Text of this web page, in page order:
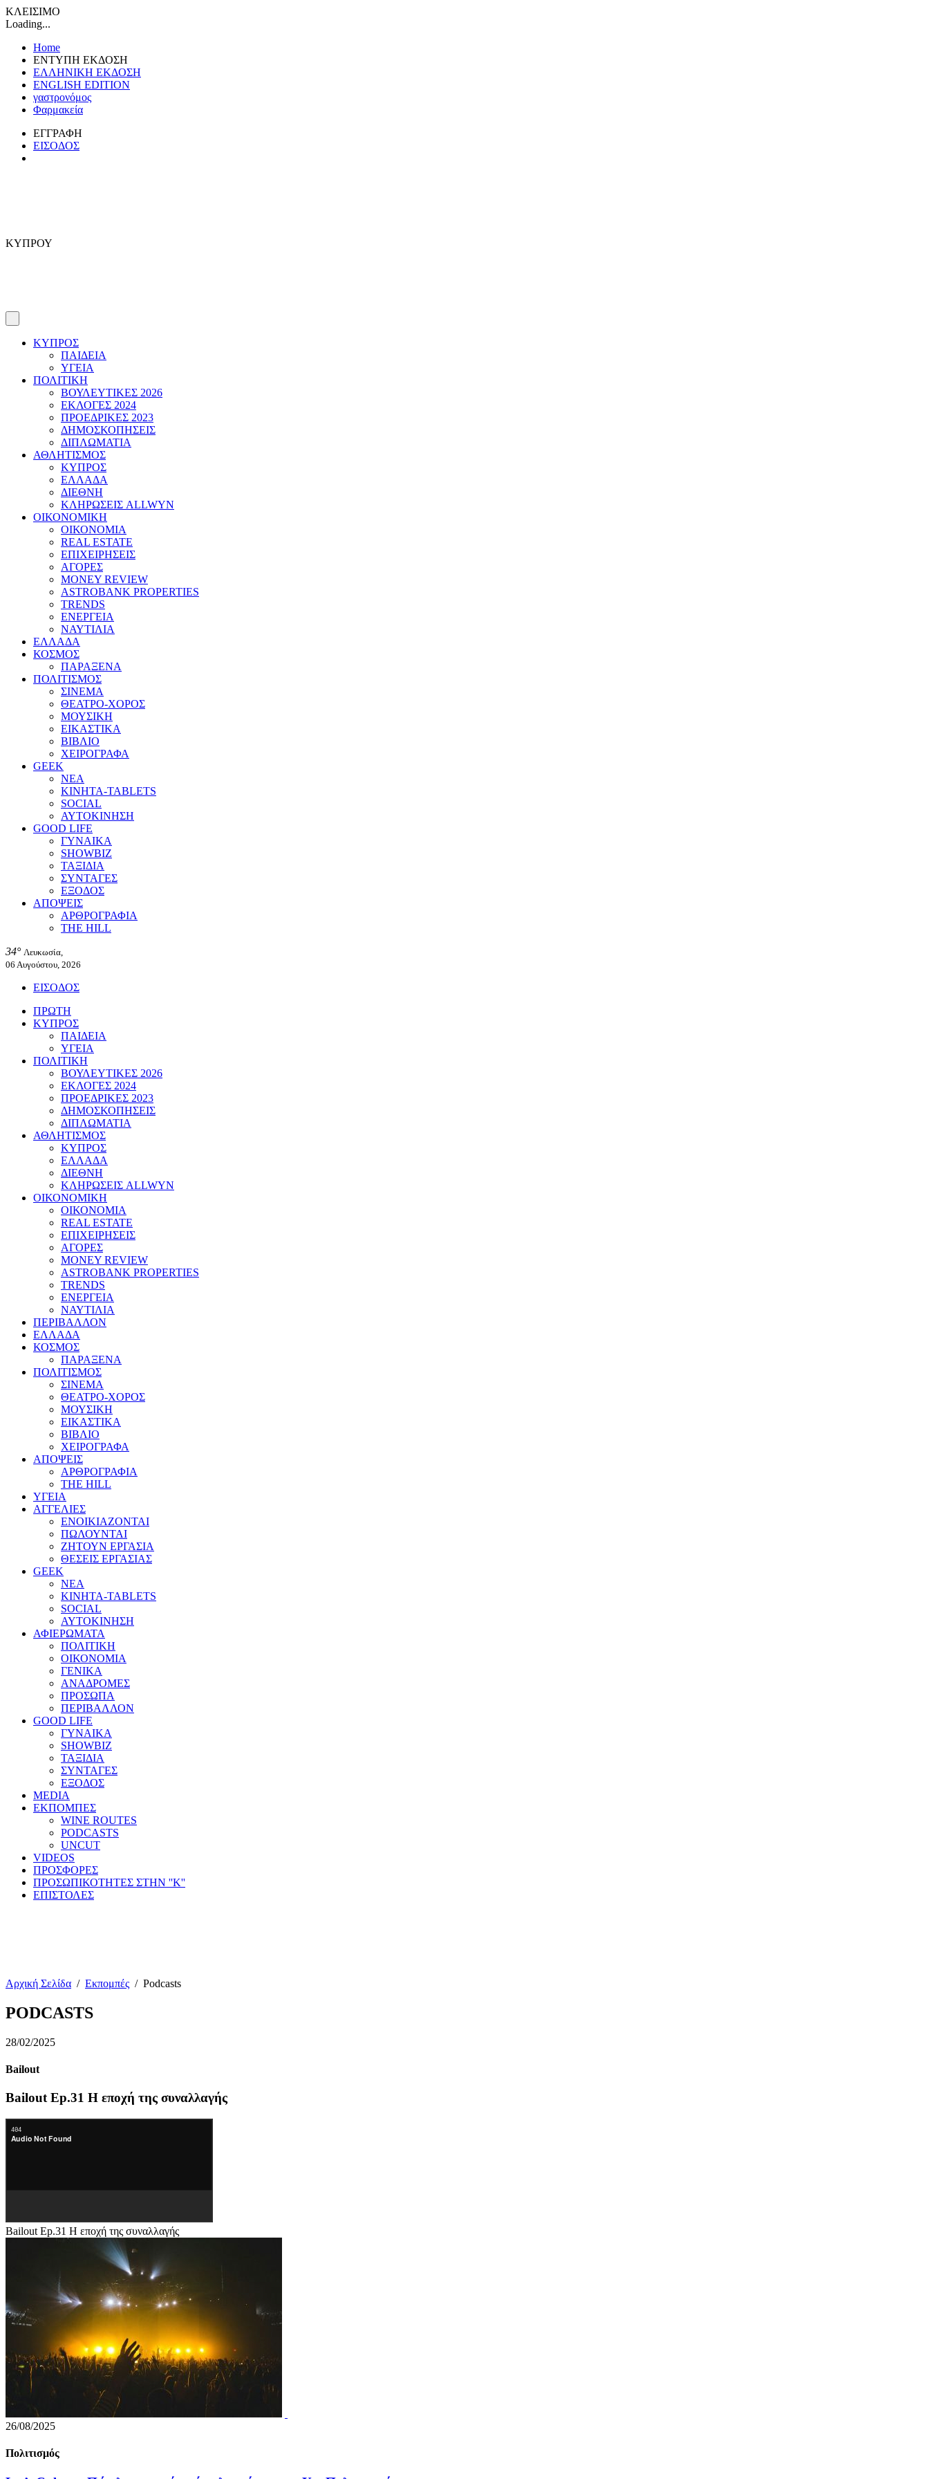
ΚΛΕΙΣΙΜΟ
Loading...
Home
ΕΝΤΥΠΗ ΕΚΔΟΣΗ
ΕΛΛΗΝΙΚΗ ΕΚΔΟΣΗ
ENGLISH EDITION
γαστρονόμος
Φαρμακεία
ΕΓΓΡΑΦΗ
ΕΙΣΟΔΟΣ
ΚΥΠΡΟΥ
ΚΥΠΡΟΣ
ΠΑΙΔΕΙΑ
ΥΓΕΙΑ
ΠΟΛΙΤΙΚΗ
ΒΟΥΛΕΥΤΙΚΕΣ 2026
ΕΚΛΟΓΕΣ 2024
ΠΡΟΕΔΡΙΚΕΣ 2023
ΔΗΜΟΣΚΟΠΗΣΕΙΣ
ΔΙΠΛΩΜΑΤΙΑ
ΑΘΛΗΤΙΣΜΟΣ
ΚΥΠΡΟΣ
ΕΛΛΑΔΑ
ΔΙΕΘΝΗ
ΚΛΗΡΩΣΕΙΣ ALLWYN
ΟΙΚΟΝΟΜΙΚΗ
ΟΙΚΟΝΟΜΙΑ
REAL ESTATE
ΕΠΙΧΕΙΡΗΣΕΙΣ
ΑΓΟΡΕΣ
MONEY REVIEW
ASTROBANK PROPERTIES
TRENDS
ΕΝΕΡΓΕΙΑ
ΝΑΥΤΙΛΙΑ
ΕΛΛΑΔΑ
ΚΟΣΜΟΣ
ΠΑΡΑΞΕΝΑ
ΠΟΛΙΤΙΣΜΟΣ
ΣΙΝΕΜΑ
ΘΕΑΤΡΟ-ΧΟΡΟΣ
ΜΟΥΣΙΚΗ
ΕΙΚΑΣΤΙΚΑ
ΒΙΒΛΙΟ
ΧΕΙΡΟΓΡΑΦΑ
GEEK
ΝΕΑ
ΚΙΝΗΤΑ-TABLETS
SOCIAL
ΑΥΤΟΚΙΝΗΣΗ
GOOD LIFE
ΓΥΝΑΙΚΑ
SHOWBIZ
ΤΑΞΙΔΙΑ
ΣΥΝΤΑΓΕΣ
ΕΞΟΔΟΣ
ΑΠΟΨΕΙΣ
ΑΡΘΡΟΓΡΑΦΙΑ
THE HILL
34° Λευκωσία,
06 Αυγούστου, 2026
ΕΙΣΟΔΟΣ
ΠΡΩΤΗ
ΚΥΠΡΟΣ
ΠΑΙΔΕΙΑ
ΥΓΕΙΑ
ΠΟΛΙΤΙΚΗ
ΒΟΥΛΕΥΤΙΚΕΣ 2026
ΕΚΛΟΓΕΣ 2024
ΠΡΟΕΔΡΙΚΕΣ 2023
ΔΗΜΟΣΚΟΠΗΣΕΙΣ
ΔΙΠΛΩΜΑΤΙΑ
ΑΘΛΗΤΙΣΜΟΣ
ΚΥΠΡΟΣ
ΕΛΛΑΔΑ
ΔΙΕΘΝΗ
ΚΛΗΡΩΣΕΙΣ ALLWYN
ΟΙΚΟΝΟΜΙΚΗ
ΟΙΚΟΝΟΜΙΑ
REAL ESTATE
ΕΠΙΧΕΙΡΗΣΕΙΣ
ΑΓΟΡΕΣ
MONEY REVIEW
ASTROBANK PROPERTIES
TRENDS
ΕΝΕΡΓΕΙΑ
ΝΑΥΤΙΛΙΑ
ΠΕΡΙΒΑΛΛΟΝ
ΕΛΛΑΔΑ
ΚΟΣΜΟΣ
ΠΑΡΑΞΕΝΑ
ΠΟΛΙΤΙΣΜΟΣ
ΣΙΝΕΜΑ
ΘΕΑΤΡΟ-ΧΟΡΟΣ
ΜΟΥΣΙΚΗ
ΕΙΚΑΣΤΙΚΑ
ΒΙΒΛΙΟ
ΧΕΙΡΟΓΡΑΦΑ
ΑΠΟΨΕΙΣ
ΑΡΘΡΟΓΡΑΦΙΑ
THE HILL
ΥΓΕΙΑ
ΑΓΓΕΛΙΕΣ
ΕΝΟΙΚΙΑΖΟΝΤΑΙ
ΠΩΛΟΥΝΤΑΙ
ΖΗΤΟΥΝ ΕΡΓΑΣΙΑ
ΘΕΣΕΙΣ ΕΡΓΑΣΙΑΣ
GEEK
ΝΕΑ
ΚΙΝΗΤΑ-TABLETS
SOCIAL
ΑΥΤΟΚΙΝΗΣΗ
ΑΦΙΕΡΩΜΑΤΑ
ΠΟΛΙΤΙΚΗ
ΟΙΚΟΝΟΜΙΑ
ΓΕΝΙΚΑ
ΑΝΑΔΡΟΜΕΣ
ΠΡΟΣΩΠΑ
ΠΕΡΙΒΑΛΛΟΝ
GOOD LIFE
ΓΥΝΑΙΚΑ
SHOWBIZ
ΤΑΞΙΔΙΑ
ΣΥΝΤΑΓΕΣ
ΕΞΟΔΟΣ
MEDIA
ΕΚΠΟΜΠΕΣ
WINE ROUTES
PODCASTS
UNCUT
VIDEOS
ΠΡΟΣΦΟΡΕΣ
ΠΡΟΣΩΠΙΚΟΤΗΤΕΣ ΣΤΗΝ ''Κ''
ΕΠΙΣΤΟΛΕΣ
Αρχική Σελίδα / Εκπομπές / Podcasts
PODCASTS
28/02/2025
Bailout
Bailout Ep.31 Η εποχή της συναλλαγής
Bailout Ep.31 Η εποχή της συναλλαγής
26/08/2025
Πολιτισμός